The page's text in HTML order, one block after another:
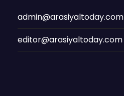
admin@arasiyaltoday.com
editor@arasiyaltoday.com